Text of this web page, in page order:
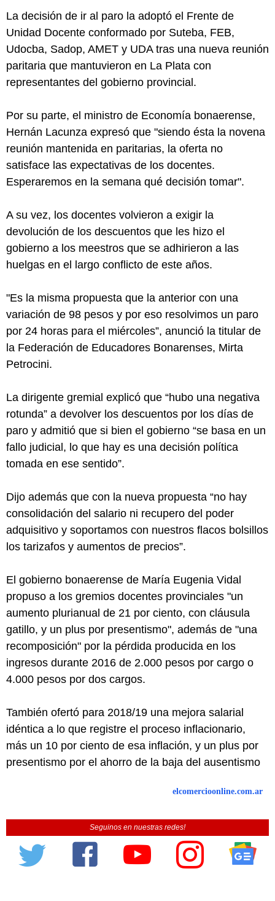
La decisión de ir al paro la adoptó el Frente de
Unidad Docente conformado por Suteba, FEB,
Udocba, Sadop, AMET y UDA tras una nueva reunión
paritaria que mantuvieron en La Plata con
representantes del gobierno provincial.
Por su parte, el ministro de Economía bonaerense,
Hernán Lacunza expresó que "siendo ésta la novena
reunión mantenida en paritarias, la oferta no
satisface las expectativas de los docentes.
Esperaremos en la semana qué decisión tomar".
A su vez, los docentes volvieron a exigir la
devolución de los descuentos que les hizo el
gobierno a los meestros que se adhirieron a las
huelgas en el largo conflicto de este años.
"Es la misma propuesta que la anterior con una
variación de 98 pesos y por eso resolvimos un paro
por 24 horas para el miércoles”, anunció la titular de
la Federación de Educadores Bonarenses, Mirta
Petrocini.
La dirigente gremial explicó que “hubo una negativa
rotunda” a devolver los descuentos por los días de
paro y admitió que si bien el gobierno “se basa en un
fallo judicial, lo que hay es una decisión política
tomada en ese sentido”.
Dijo además que con la nueva propuesta “no hay
consolidación del salario ni recupero del poder
adquisitivo y soportamos con nuestros flacos bolsillos
los tarizafos y aumentos de precios”.
El gobierno bonaerense de María Eugenia Vidal
propuso a los gremios docentes provinciales "un
aumento plurianual de 21 por ciento, con cláusula
gatillo, y un plus por presentismo", además de "una
recomposición" por la pérdida producida en los
ingresos durante 2016 de 2.000 pesos por cargo o
4.000 pesos por dos cargos.
También ofertó para 2018/19 una mejora salarial
idéntica a lo que registre el proceso inflacionario,
más un 10 por ciento de esa inflación, y un plus por
presentismo por el ahorro de la baja del ausentismo
elcomercioonline.com.ar
Seguinos en nuestras redes!